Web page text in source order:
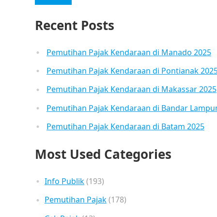
Recent Posts
Pemutihan Pajak Kendaraan di Manado 2025
Pemutihan Pajak Kendaraan di Pontianak
Pemutihan Pajak Kendaraan di Makassar 2025
Pemutihan Pajak Kendaraan di Bandar
Pemutihan Pajak Kendaraan di Batam 2025
Most Used Categories
Info Publik(193)
Pemutihan Pajak(178)